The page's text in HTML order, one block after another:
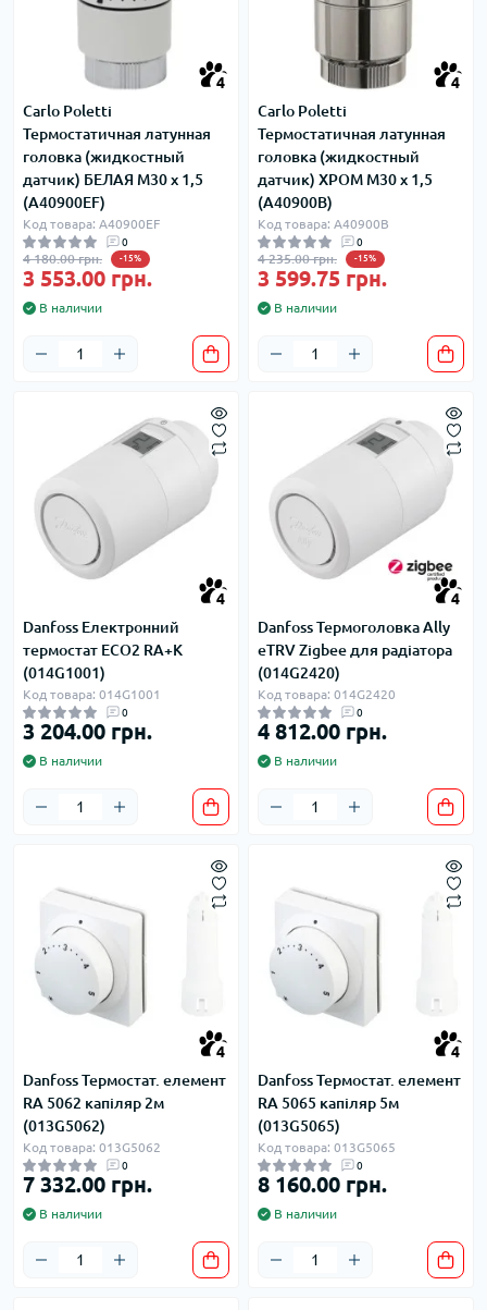
4
Carlo Poletti
Термостатичная латунная
головка (жидкостный
датчик) БЕЛАЯ M30 x 1,5
(A40900EF)
Код товара: A40900EF
0
4 180.00 грн. -15%
3 553.00 грн.
В наличии
4
Carlo Poletti
Термостатичная латунная
головка (жидкостный
датчик) ХРОМ M30 x 1,5
(A40900B)
Код товара: A40900B
0
4 235.00 грн. -15%
3 599.75 грн.
В наличии
4
Danfoss Електронний
термостат ЕСО2 RA+K
(014G1001)
Код товара: 014G1001
0
3 204.00 грн.
В наличии
4
Danfoss Термоголовка Ally
eTRV Zigbee для радіатора
(014G2420)
Код товара: 014G2420
0
4 812.00 грн.
В наличии
4
Danfoss Термостат. елемент
RA 5062 капіляр 2м
(013G5062)
Код товара: 013G5062
0
7 332.00 грн.
В наличии
4
Danfoss Термостат. елемент
RА 5065 капіляр 5м
(013G5065)
Код товара: 013G5065
0
8 160.00 грн.
В наличии